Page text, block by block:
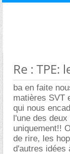
Re : TPE:
ba en faite
matières SVT
qui nous
l'une des
uniquement!!
de rire, les
d'autres idées